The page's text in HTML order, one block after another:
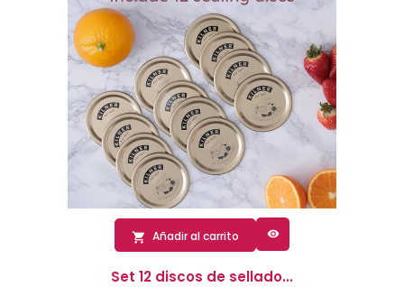
 Añadir al carrito 
Set 12 discos de sellado...